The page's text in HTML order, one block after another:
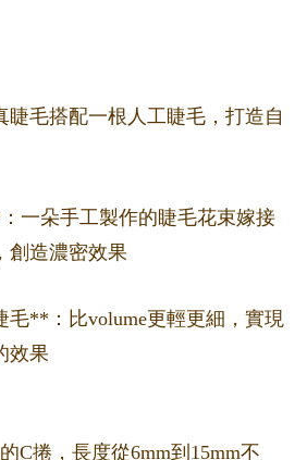
睫毛搭配一根人工睫毛，打造自
一朵手工製作的睫毛花束嫁接
創造濃密效果
毛**：比volume更輕更細，實現
效果
C捲，長度從6mm到15mm不